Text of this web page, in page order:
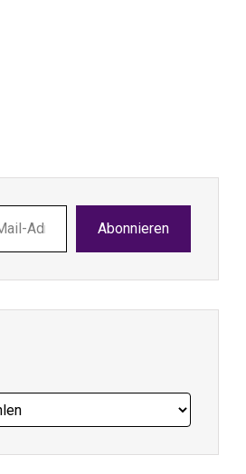
Abonnieren